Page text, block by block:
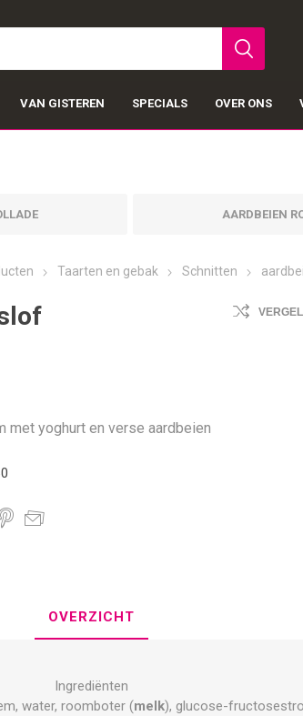
VAN GISTEREN SPECIALS OVER ONS
AARDBEIEN
Taarten en gebak Schnitten
met yoghurt en verse aardbeien
OVERZICHT
Ingrediënten
water, roomboter (melk), glucose-